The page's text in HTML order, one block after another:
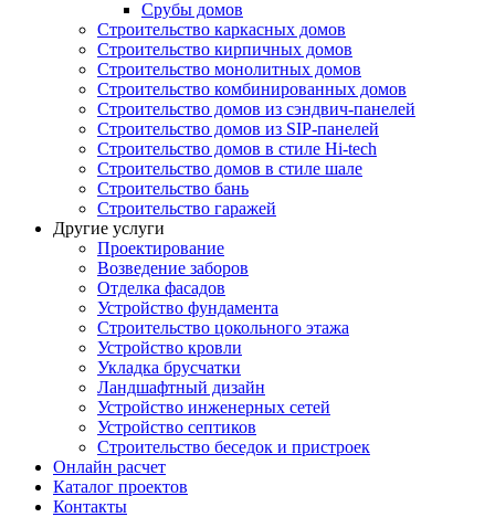
Срубы домов
Строительство каркасных домов
Строительство кирпичных домов
Строительство монолитных домов
Строительство комбинированных домов
Строительство домов из сэндвич-панелей
Строительство домов из SIP-панелей
Строительство домов в стиле Hi-tech
Строительство домов в стиле шале
Строительство бань
Строительство гаражей
Другие услуги
Проектирование
Возведение заборов
Отделка фасадов
Устройство фундамента
Строительство цокольного этажа
Устройство кровли
Укладка брусчатки
Ландшафтный дизайн
Устройство инженерных сетей
Устройство септиков
Строительство беседок и пристроек
Онлайн расчет
Каталог проектов
Контакты